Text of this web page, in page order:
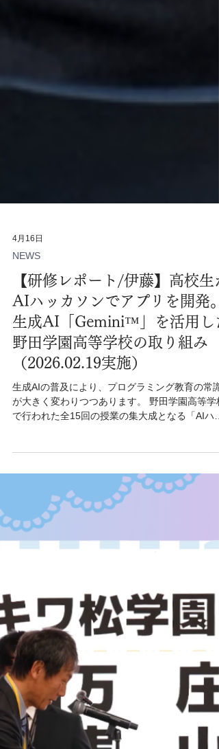
NEWS
【研修レポート/伊藤】高校生
AIハッカソンでアプリを開発。
生成AI「Gemini™︎」を活用し
野田学園高等学校の取り組み
（2026.02.19実施）
生成AIの普及により、プログラミング教育の常識
用し、実質「たった2コマ」という極めて短期間
社会課題や身近な悩みを解決するオリジナルアプ
リを構築しました。 本記事では、短期集中型の
ッカソンによって引き出された 高校生の柔軟な
題設定能力 と、 高い完成度を誇る3つのアプリ開
発事例 をレポートします。 常識を覆す「AIハッ
の取り組みは全15回にわたる授業カリキュラムの
一環、その「総仕上げ」として位置づけられたも
のです。しかし、実際に自分たちのオリジナルア
プリの構想を練り、一から開発を行うために与え
られた時間は、発表会を含めても わずか「3回」
授業 でした。 いわば短期集中型の「AIハッカソ
ン」として進められたこの授業において、アイデ
ア出しから開発までの実質的な制作に